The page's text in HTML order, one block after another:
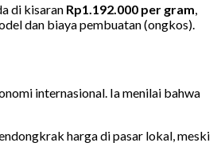
di kisaran Rp1.192.000 per gram,
dan biaya pembuatan (ongkos).
internasional. Ia menilai bahwa
harga di pasar lokal, meski